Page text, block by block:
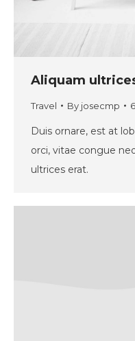
Aliquam
Travel By josecmp
Duis ornare, est at
orci, vitae congue
ultrices erat.